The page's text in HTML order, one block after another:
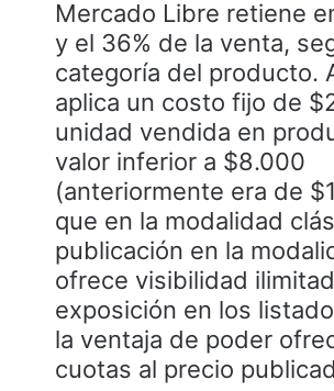
Mercado Libre retiene
y el 36% de la venta,
categoría del producto.
aplica un costo fijo de
unidad vendida en
valor inferior a $8.000
(anteriormente era de
que en la modalidad
publicación en la
ofrece visibilidad
exposición en los
la ventaja de poder
cuotas al precio